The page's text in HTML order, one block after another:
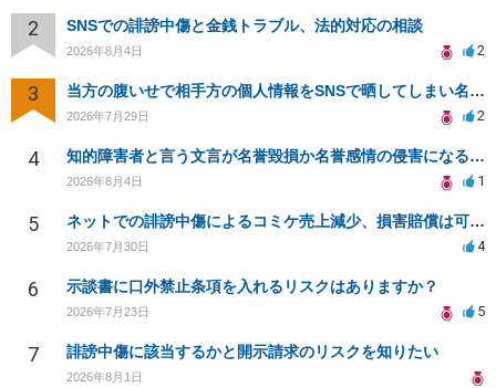
2 SNSでの誹謗中傷と金銭トラブル、法的対応の相談
2026年8月4日 2
3 当方の腹いせで相手方の個人情報をSNSで晒してしまい名誉毀損させてしまったかもしれない
2026年7月29日 2
4 知的障害者と言う文言が名誉毀損か名誉感情の侵害になるか教えてほしい。
2026年8月4日 1
5 ネットでの誹謗中傷によるコミケ売上減少、損害賠償は可能か？
2026年7月30日 4
6 示談書に口外禁止条項を入れるリスクはありますか？
2026年7月23日 5
7 誹謗中傷に該当するかと開示請求のリスクを知りたい
2026年8月1日